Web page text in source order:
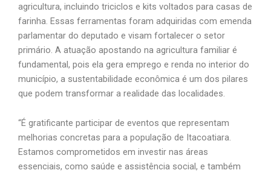
agricultura, incluindo triciclos e kits voltados para casas de
farinha. Essas ferramentas foram adquiridas com emenda
parlamentar do deputado e visam fortalecer o setor
primário. A atuação apostando na agricultura familiar é
fundamental, pois ela gera emprego e renda no interior do
município, a sustentabilidade econômica é um dos pilares
que podem transformar a realidade das localidades.
“É gratificante participar de eventos que representam
melhorias concretas para a população de Itacoatiara.
Estamos comprometidos em investir nas áreas
essenciais, como saúde e assistência social, e também